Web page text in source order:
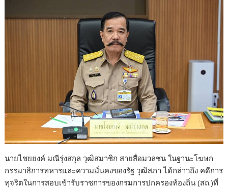
นายไชยยงค์ มณีรุ่งสกุล วุฒิสมาชิก สายสื่อมวลชน ในฐานะโฆษก
กรรมาธิการทหารและความมั่นคงของรัฐ วุฒิสภา ได้กล่าวถึง คดีการ
ทุจริตในการสอบเข้ารับราชการของกรมการปกครองท้องถิ่น (สถ.)ที่